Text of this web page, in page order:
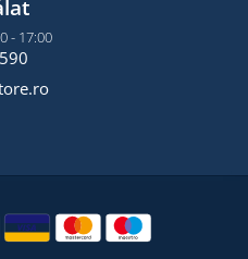
- 17:00